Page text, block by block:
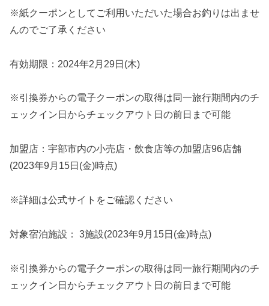
※紙クーポンとしてご利用いただいた場合お釣りは出ませ
んのでご了承ください
有効期限：2024年2月29日(木)
※引換券からの電子クーポンの取得は同一旅行期間内のチ
ェックイン日からチェックアウト日の前日まで可能
加盟店：宇部市内の小売店・飲食店等の加盟店96店舗
(2023年9月15日(金)時点)
※詳細は公式サイトをご確認ください
対象宿泊施設： 3施設(2023年9月15日(金)時点)
※引換券からの電子クーポンの取得は同一旅行期間内のチ
ェックイン日からチェックアウト日の前日まで可能